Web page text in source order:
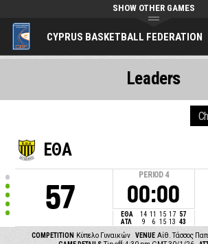
CYPRUS BASKETBALL FEDERATION
SHOW OTHER GAMES
ΕΘΑ
57
PERIOD 4
00:00
ΕΘΑ 14 11 15 17 57
ΑΤΛ
9 6 15 13 43
COMPETITION Κύπελο Γυναικών VENUE Αίθ. Τάσσος
Leaders